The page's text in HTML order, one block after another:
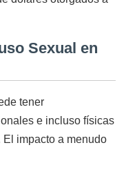
Sexual en
tener
e incluso físicas
impacto a menudo